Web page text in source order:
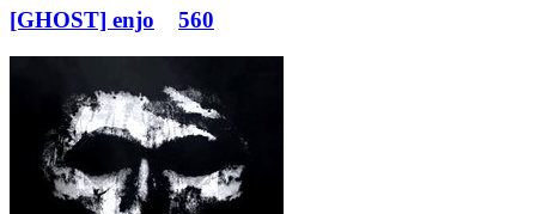
[GHOST] enjo 560